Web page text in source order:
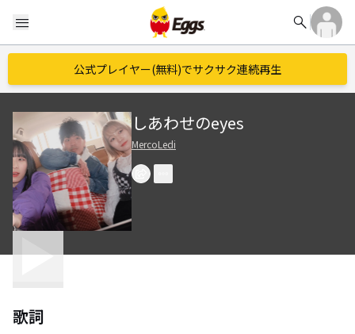
menu search
公式プレイヤー(無料)でサクサク連続再生
しあわせのeyes
MercoLedi
歌詞